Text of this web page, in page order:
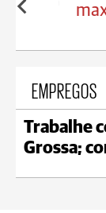
18°C
EMPREGOS
Trabalhe
Grossa;